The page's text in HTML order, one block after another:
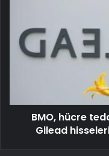
BMO, hücre
Gilead